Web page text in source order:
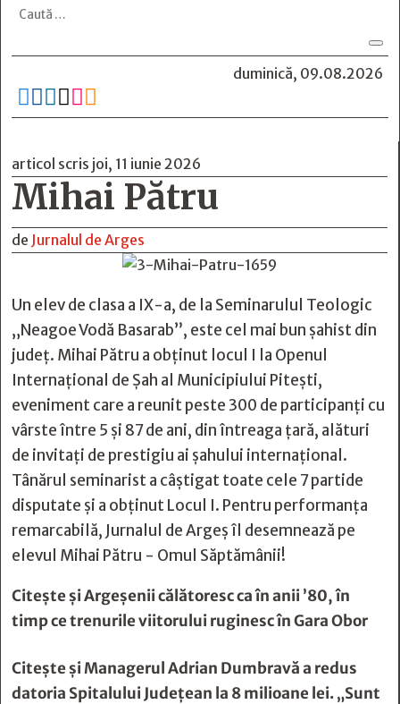
duminică, 09.08.2026
     
articol scris joi, 11 iunie 2026
Mihai Pătru
de Jurnalul de Arges
Un elev de clasa a IX-a, de la Seminarulul Teologic
„Neagoe Vodă Basarab”, este cel mai bun șahist din
județ. Mihai Pătru a obținut locul I la Openul
Internațional de Șah al Municipiului Pitești,
eveniment care a reunit peste 300 de participanți cu
vârste între 5 și 87 de ani, din întreaga țară, alături
de invitați de prestigiu ai șahului internațional.
Tânărul seminarist a câștigat toate cele 7 partide
disputate și a obținut Locul I. Pentru performanța
remarcabilă, Jurnalul de Argeș îl desemnează pe
elevul Mihai Pătru - Omul Săptămânii!
Citește șiArgeşenii călătoresc ca în anii ’80, în
timp ce trenurile viitorului ruginesc în Gara Obor
Citește șiManagerul Adrian Dumbravă a redus
datoria Spitalului Judeţean la 8 milioane lei. „Sunt